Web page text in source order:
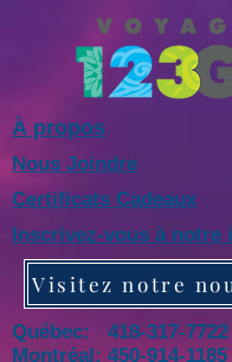
À propos
Nous Joindre
Certificats Cadeaux
Inscrivez-vous à notre
Québec: 418-317-7722
Montréal: 450-914-1185